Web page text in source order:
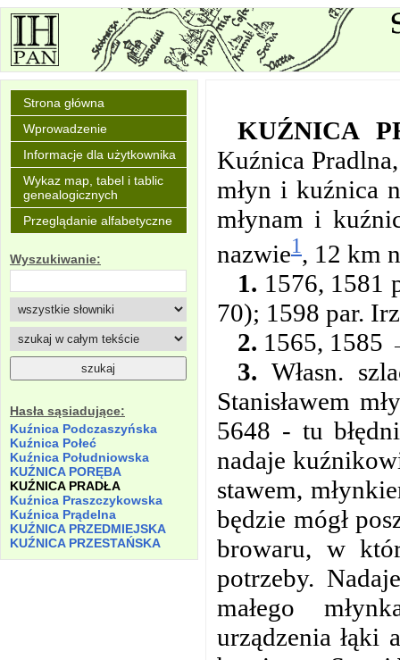
Strona główna
Wprowadzenie
Informacje dla użytkownika
Wykaz map, tabel i tablic
genealogicznych
Przeglądanie alfabetyczne
Wyszukiwanie:
Hasła sąsiadujące:
Kuźnica Podczaszyńska
Kuźnica Połeć
Kuźnica Południowska
KUŹNICA PORĘBA
KUŹNICA PRADŁA
Kuźnica Praszczykowska
Kuźnica Prądelna
KUŹNICA PRZEDMIEJSKA
KUŹNICA PRZESTAŃSKA
KUŹNICA
Kuźnica
młyn i kuźnica
młynam i
nazwie1, 12 km
1. 1576, 1581
70); 1598 par.
2. 1565, 1585
3. Własn.
Stanisławem
5648 - tu
nadaje
stawem,
będzie mógł
browaru, w
potrzeby.
małego
urządzenia łąki